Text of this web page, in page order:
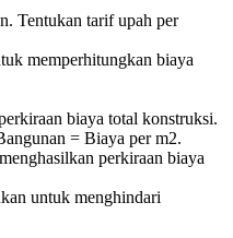
Tentukan tarif upah per
memperhitungkan biaya
biaya total konstruksi.
= Biaya per m2.
perkiraan biaya
untuk menghindari